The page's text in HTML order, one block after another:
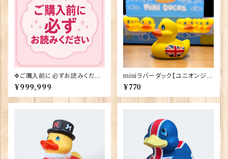
✥ご購入前に必ずお読みくださ
い✥
¥999,999
miniラバーダック【ユニオンジャ
ック】Elgate Products 9039
2
¥770